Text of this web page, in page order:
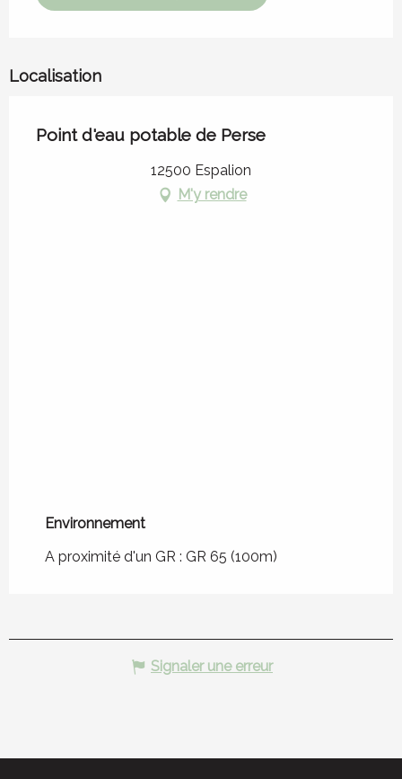
Localisation
Point d'eau potable de Perse
12500 Espalion
M'y rendre
Environnement
Environnement
A proximité d'un GR : GR 65 (100m)
Signaler une erreur